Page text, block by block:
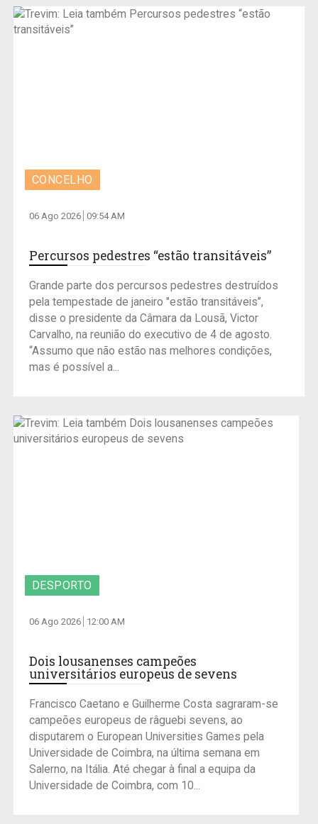
CONCELHO
06 Ago 2026 09:54 AM
Percursos pedestres “estão transitáveis”
Grande parte dos percursos pedestres destruídos
pela tempestade de janeiro "estão transitáveis”,
disse o presidente da Câmara da Lousã, Victor
Carvalho, na reunião do executivo de 4 de agosto.
“Assumo que não estão nas melhores condições,
mas é possível a...
DESPORTO
06 Ago 2026 12:00 AM
Dois lousanenses campeões
universitários europeus de sevens
Francisco Caetano e Guilherme Costa sagraram-se
campeões europeus de râguebi sevens, ao
disputarem o European Universities Games pela
Universidade de Coimbra, na última semana em
Salerno, na Itália. Até chegar à final a equipa da
Universidade de Coimbra, com 10...